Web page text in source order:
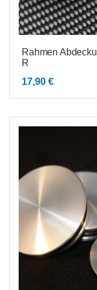
Rahmen
R
17,90 €